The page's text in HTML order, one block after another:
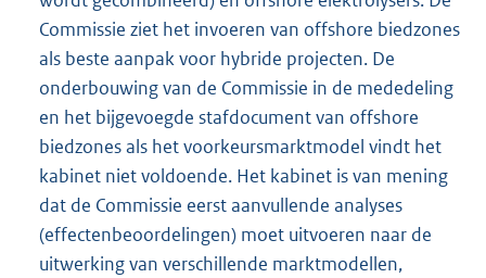
Commissie ziet het invoeren van offshore biedzones
als beste aanpak voor hybride projecten. De
onderbouwing van de Commissie in de mededeling
en het bijgevoegde stafdocument van offshore
biedzones als het voorkeursmarktmodel vindt het
kabinet niet voldoende. Het kabinet is van mening
dat de Commissie eerst aanvullende analyses
(effectenbeoordelingen) moet uitvoeren naar de
uitwerking van verschillende marktmodellen,